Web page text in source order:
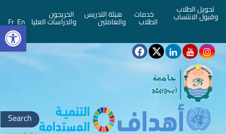
تحويل الطلاب
وقبول الانتساب خدمات
الطلاب
هيئة التدريس
والعاملين
الخريجون
والدراسات العليا En
Fr
Search
for: